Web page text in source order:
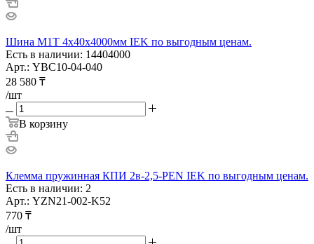
Шина М1Т 4х40х4000мм IEK по выгодным ценам.
Есть в наличии: 14404000
Арт.: YBC10-04-040
28 580 ₸
/шт
В корзину
Клемма пружинная КПИ 2в-2,5-PEN IEK по выгодным ценам.
Есть в наличии: 2
Арт.: YZN21-002-K52
770 ₸
/шт